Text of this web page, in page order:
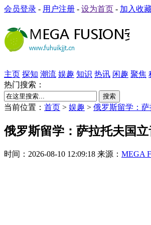
会员登录 - 用户注册 - 设为首页 - 加入收
主页 探知 潮流 娱趣 知识 热讯 闲趣 聚焦
热门搜索：
搜索
当前位置： 首页 > 娱趣 > 俄罗斯留学：
俄罗斯留学：萨拉托夫国
时间：2026-08-10 12:09:18 来源： MEGA